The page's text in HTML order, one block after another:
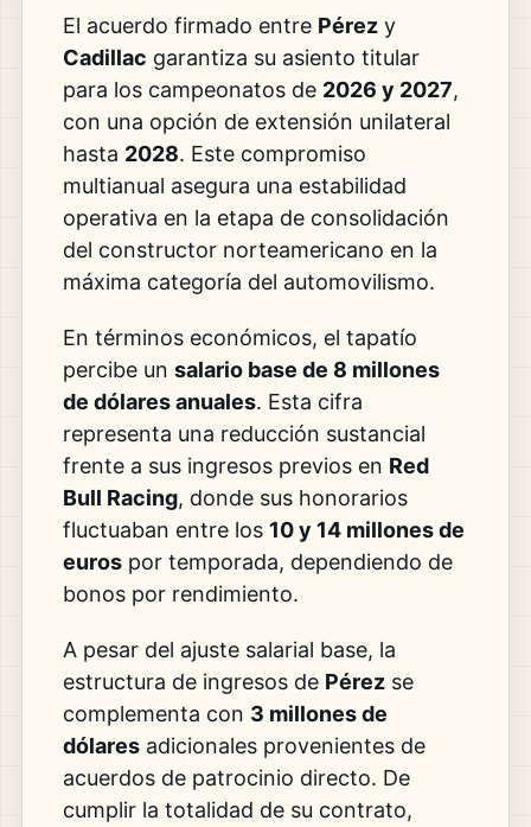
El acuerdo firmado entre Pérezy
Cadillac garantiza su asiento titular
para los campeonatos de 2026 y 2027,
con una opción de extensión unilateral
hasta 2028. Este compromiso
multianual asegura una estabilidad
operativa en la etapa de consolidación
del constructor norteamericano en la
máxima categoría del automovilismo.
En términos económicos, el tapatío
percibe un salario base de 8 millones
de dólares anuales. Esta cifra
representa una reducción sustancial
frente a sus ingresos previos en Red
Bull Racing, donde sus honorarios
fluctuaban entre los 10 y 14 millones de
eurospor temporada, dependiendo de
bonos por rendimiento.
A pesar del ajuste salarial base, la
estructura de ingresos de Pérezse
complementa con 3 millones de
dólaresadicionales provenientes de
acuerdos de patrocinio directo. De
cumplir la totalidad de su contrato,